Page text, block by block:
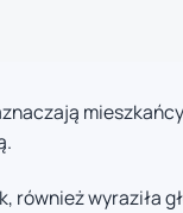
również wyraziła